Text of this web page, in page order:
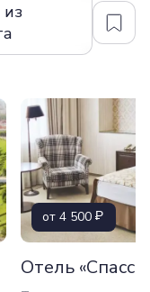
от 4 500
Отель